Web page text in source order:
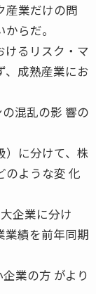
産業だけの問
らだ。
けるリスク・マ
、成熟産業にお
混乱の影 響の
）に分けて、株
のような変 化
企業に分け
業績を前年同期
業の方 がより